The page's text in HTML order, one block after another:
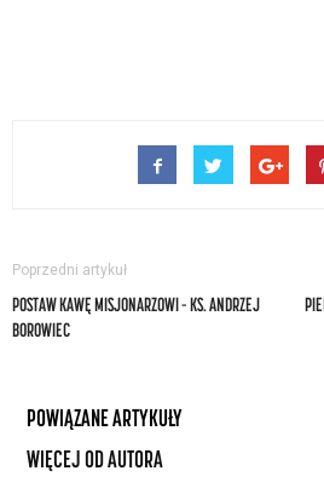
Poprzedni artykuł
POSTAW KAWĘ MISJONARZOWI – KS. ANDRZEJ
BOROWIEC
POWIĄZANE ARTYKUŁY
WIĘCEJ OD AUTORA